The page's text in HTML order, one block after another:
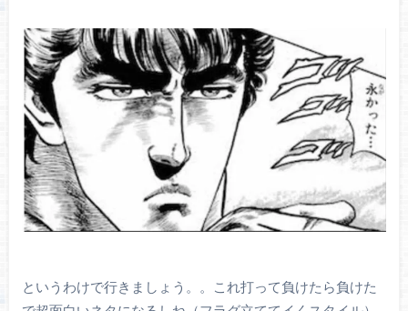
というわけで行きましょう。。これ打って負けたら負けた